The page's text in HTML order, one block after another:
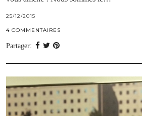
25/12/2015
4 COMMENTAIRES
Partager: